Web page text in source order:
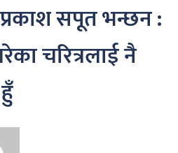
सपूत भन्छन :
चरित्रलाई नै